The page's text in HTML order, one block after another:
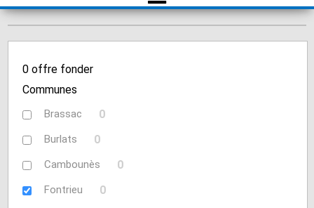
0 offre fonder
Communes
Brassac 0
Burlats 0
Cambounès 0
Fontrieu 0